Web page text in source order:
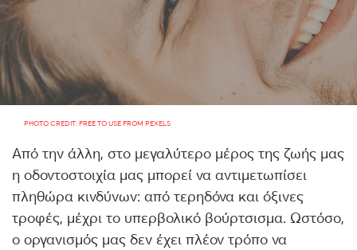
PHOTO CREDIT: FREE TO USE FROM PEXELS
Από την άλλη, στο μεγαλύτερο μέρος της ζωής μας
η οδοντοστοιχία μας μπορεί να αντιμετωπίσει
πληθώρα κινδύνων: από τερηδόνα και όξινες
τροφές, μέχρι το υπερβολικό βούρτσισμα. Ωστόσο,
ο οργανισμός μας δεν έχει πλέον τρόπο να